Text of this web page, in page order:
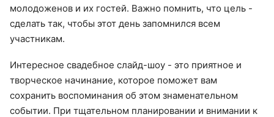
молодоженов и их гостей. Важно помнить, что цель -
сделать так, чтобы этот день запомнился всем
участникам.
Интересное свадебное слайд-шоу - это приятное и
творческое начинание, которое поможет вам
сохранить воспоминания об этом знаменательном
событии. При тщательном планировании и внимании к